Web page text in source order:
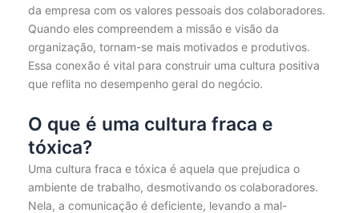
da empresa com os valores pessoais dos colaboradores.
Quando eles compreendem a missão e visão da
organização, tornam-se mais motivados e produtivos.
Essa conexão é vital para construir uma cultura positiva
que reflita no desempenho geral do negócio.
O que é uma cultura fraca e
tóxica?
Uma cultura fraca e tóxica é aquela que prejudica o
ambiente de trabalho, desmotivando os colaboradores.
Nela, a comunicação é deficiente, levando a mal-